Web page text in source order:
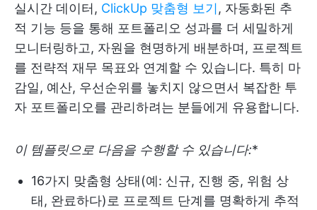
실시간 데이터, ClickUp 맞춤형 보기, 자동화된 추
적 기능 등을 통해 포트폴리오 성과를 더 세밀하게
모니터링하고, 자원을 현명하게 배분하며, 프로젝트
를 전략적 재무 목표와 연계할 수 있습니다. 특히 마
감일, 예산, 우선순위를 놓치지 않으면서 복잡한 투
자 포트폴리오를 관리하려는 분들에게 유용합니다.
이 템플릿으로 다음을 수행할 수 있습니다:*
16가지 맞춤형 상태(예: 신규, 진행 중, 위험 상
태, 완료하다)로 프로젝트 단계를 명확하게 추적